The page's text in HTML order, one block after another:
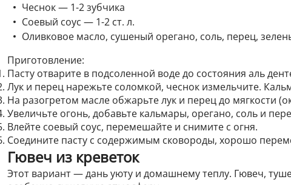
Чеснок — 1-2 зубчика
Соевый соус — 1-2 ст. л.
Оливковое масло, сушеный орегано, соль, перец,
Приготовление:
Пасту отварите в подсоленной воде до состояния аль
Лук и перец нарежьте соломкой, чеснок измельчите.
На разогретом масле обжарьте лук и перец до мягкости
Увеличьте огонь, добавьте кальмары, орегано, соль и
Влейте соевый соус, перемешайте и снимите с огня.
Соедините пасту с содержимым сковороды, хорошо
Гювеч из креветок
Этот вариант — дань уюту и домашнему теплу. Гювеч,